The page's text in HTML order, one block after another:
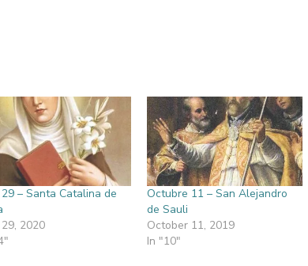
– Santa Catalina de
2020
Octubre 11 – San Alejandro
de Sauli
October 11, 2019
In "10"